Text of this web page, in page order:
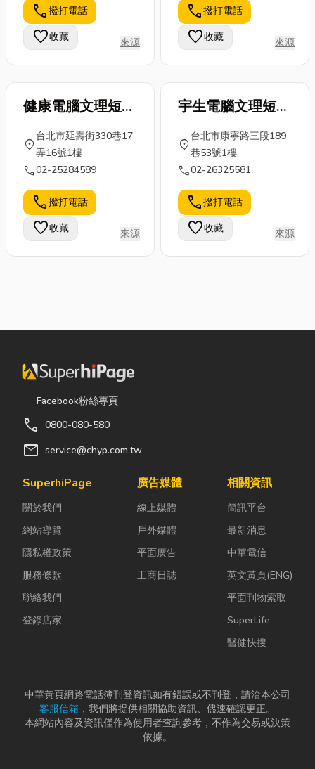
call撥打電話
favorite收藏 來源
call撥打電話
favorite收藏 來源
健康電腦文理短期
補習班
location_on
台北市延壽街330巷17
弄16號1樓
call02-25284589
call撥打電話
favorite收藏 來源
宇生電腦文理短期
補習班
location_on
台北市康寧路三段189
巷53號1樓
call02-26325581
call撥打電話
favorite收藏 來源
Facebook粉絲專頁
call 0800-080-580
mail service@chyp.com.tw
SuperhiPage
關於我們
網站導覽
隱私權政策
服務條款
聯絡我們
登錄店家
廣告媒體
線上媒體
戶外媒體
平面廣告
工商日誌
相關資訊
簡訊平台
最新消息
中華電信
英文黃頁(ENG)
平面刊物索取
SuperLife
醫健快搜
中華黃頁網路電話簿刊登資訊如有錯誤或不刊登，請洽本公司
客服信箱 ，我們將提供相關協助資訊、儘速確認更正。
本網站內容及資訊僅作為使用者查詢參考，不作為交易或決策
依據。